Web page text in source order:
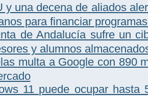
y una decena de aliados
para financiar
de Andalucía sufre un
y alumnos
multa a Google con 890
11 puede ocupar